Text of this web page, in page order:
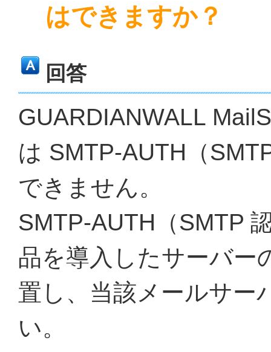
はできますか？
回答
GUARDIANWALL
は SMTP-AUTH（
できません。
SMTP-AUTH（SMTP
品を導入したサーバー
置し、当該メールサー
い。